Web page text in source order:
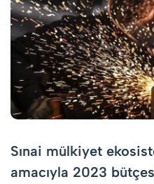
Sınai mülkiyet
amacıyla 2023